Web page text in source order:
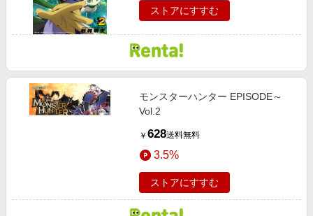
ストアにすすむ
モンスターハンター EPISODE～
Vol.2
￥ 628送料無料
3.5%
ストアにすすむ